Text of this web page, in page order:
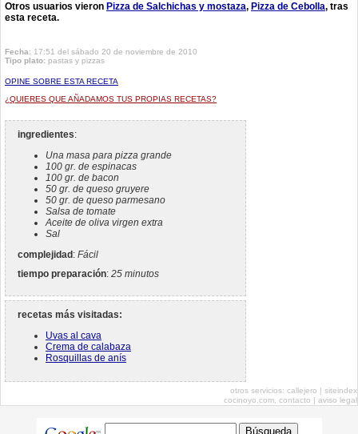
Otros usuarios vieron Pizza de Salchichas y mostaza Pizza de Cebolla tras
esta receta.
Fecha: 17:51 del sábado 20 de noviembre de 2010
Tipo plato: pastas y pizzas
OPINE SOBRE ESTA RECETA
¿QUIERES QUE AÑADAMOS TUS PROPIAS RECETAS?
ingredientes:
Una masa para pizza grande
100 gr. de espinacas
100 gr. de bacon
50 gr. de queso gruyere
50 gr. de queso parmesano
Salsa de tomate
Aceite de oliva virgen extra
Sal
complejidad : Fácil
tiempo preparación: 25 minutos
recetas más visitadas:
Uvas al cava
Crema de calabaza
Rosquillas de anís
otros servicios: callejero | siteindex
cocinoyo.com, contacto | aviso legal